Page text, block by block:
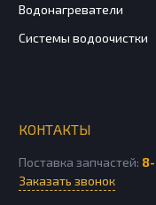
Водонагреватели
Системы водоочистки
КОНТАКТЫ
Поставка запчастей:
Заказать звонок